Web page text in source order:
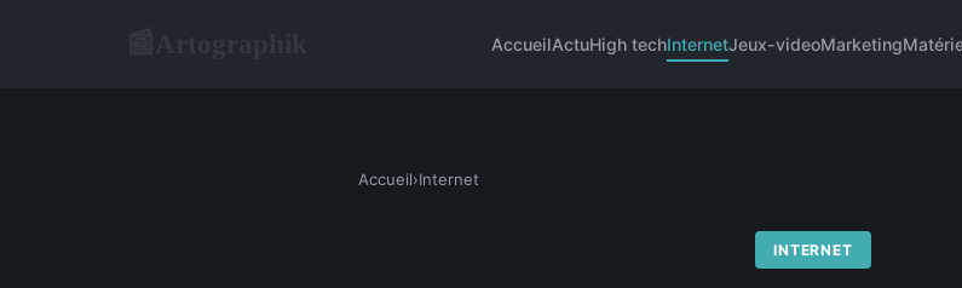
AccueilActuHigh techInternetJeux-videoMarketing
Accueil›Internet
INTERNET